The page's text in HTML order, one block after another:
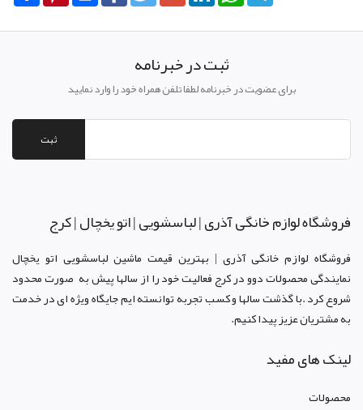
ثبت در خبرنامه
برای عضویت در خبرنامه لطفا تلفن همراه خود را وارد نمایید
ثبت
فروشگاه لوازم خانگی آذری | لباسشویی | اتو یخچال | کرج
فروشگاه لوازم خانگی آذری | بهترین قیمت ماشین لباسشویی اتو یخچال
نمایندگی محصولات دوو در کرجفعالیت خود را از سالها پیش به صورت محدود
شروع کرد .با گذشت سالها و کسب تجربه توانسته ایم جایگاه ویژه ای در خدمت
به مشتریان عزیز پیدا کنیم.
لینک های مفید
محصولات